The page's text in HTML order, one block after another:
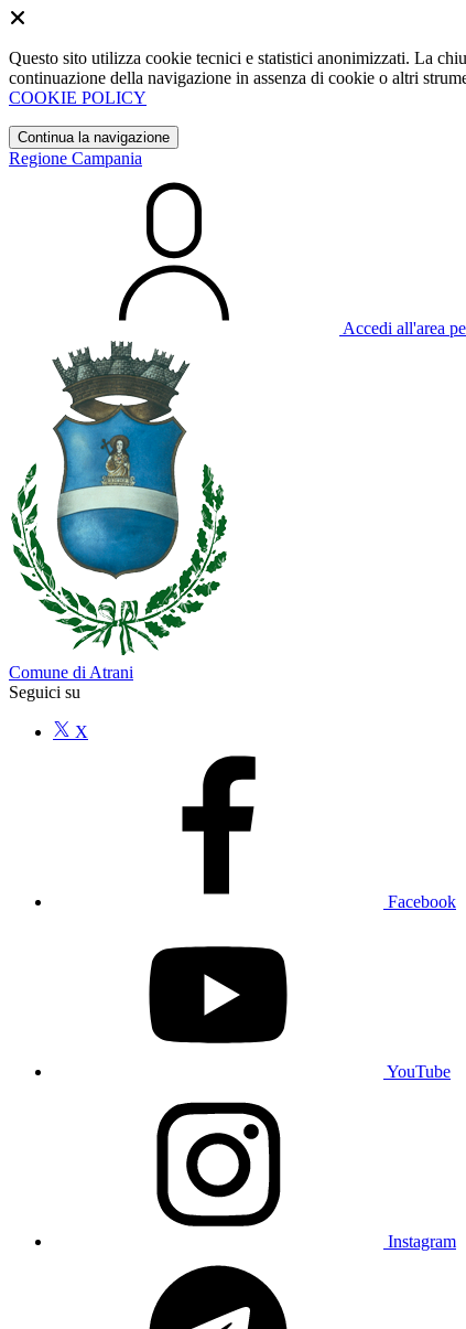
Questo sito utilizza cookie tecnici e statistici anonimizzati. La
continuazione della navigazione in assenza di cookie o altri
COOKIE POLICY
Continua la navigazione
Regione Campania
Accedi all'area
Comune di Atrani
Seguici su
X
Facebook
YouTube
Instagram